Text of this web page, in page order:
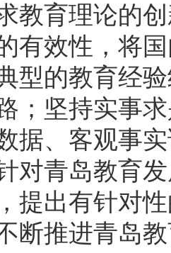
教育理论的
有效性，将
型的教育经
；坚持实事
据、客观事
对青岛教育
提出有针对
断推进青岛